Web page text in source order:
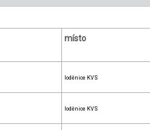
místo
loděnice KVS
loděnice KVS